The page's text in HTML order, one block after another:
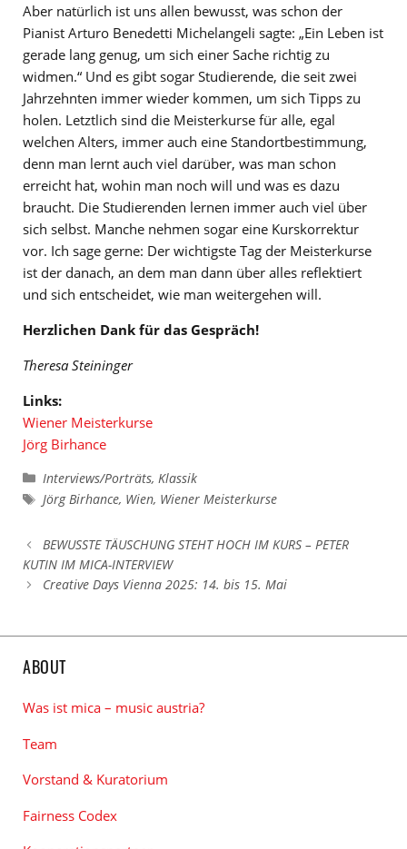
Aber natürlich ist uns allen bewusst, was schon der
Pianist Arturo Benedetti Michelangeli sagte: „Ein Leben ist
gerade lang genug, um sich einer Sache richtig zu
widmen.“ Und es gibt sogar Studierende, die seit zwei
Jahrzehnten immer wieder kommen, um sich Tipps zu
holen. Letztlich sind die Meisterkurse für alle, egal
welchen Alters, immer auch eine Standortbestimmung,
denn man lernt auch viel darüber, was man schon
erreicht hat, wohin man noch will und was es dazu
braucht. Die Studierenden lernen immer auch viel über
sich selbst. Manche nehmen sogar eine Kurskorrektur
vor. Ich sage gerne: Der wichtigste Tag der Meisterkurse
ist der danach, an dem man dann über alles reflektiert
und sich entscheidet, wie man weitergehen will.
Herzlichen Dank für das Gespräch!
Theresa Steininger
Links:
Wiener Meisterkurse
Jörg Birhance
Kategorien
Interviews/Porträts, Klassik
Schlagwörter
Jörg Birhance, Wien, Wiener Meisterkurse
BEWUSSTE TÄUSCHUNG STEHT HOCH IM KURS – PETER
KUTIN IM MICA-INTERVIEW
Creative Days Vienna 2025: 14. bis 15. Mai
ABOUT
Was ist mica – music austria?
Team
Vorstand & Kuratorium
Fairness Codex